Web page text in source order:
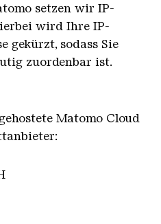
setzen wir IP-
wird Ihre IP-
gekürzt, sodass Sie
zuordenbar ist.
Matomo Cloud